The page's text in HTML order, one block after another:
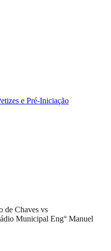
e Pré-Iniciação
de Chaves vs
Municipal Eng° Manuel